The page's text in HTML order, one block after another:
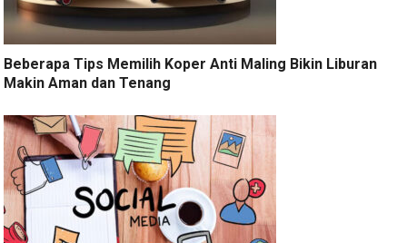
Beberapa Tips Memilih Koper Anti Maling Bikin Liburan
Makin Aman dan Tenang